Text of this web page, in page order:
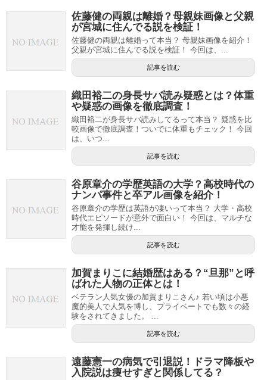
佐藤健の両親は離婚？母親妹画像と父親
が宮城に住んでる説を検証！
佐藤健の両親は離婚って本当？ 母親妹画像を紹介！
父親が宮城に住んでる説を検証！ 今回は、...
記事を読む
織田裕二の身長サバ読み疑惑とは？体重
や疑惑の画像を徹底調査！
織田裕二が身長サバ読みしてるって本当？ 疑惑を比
較画像で徹底調査！ついでに体重もチェック！ 今回
は、いつ...
記事を読む
谷原章介の学歴英語の大学？高校時代の
ナンパ事件と卒アル画像を紹介！
谷原章介の学歴は英語が凄いって本当？ 大学・高校
時代エピソードが意外で面白い！ 今回は、マルチな
才能を発揮し続け...
記事を読む
加賀まりこに結婚歴はある？“旦那”と呼
ばれた人物の正体とは！
ベテラン人気女優の加賀まりこさん♪ 若い頃は小悪
魔的美人で人気を博し、プライベートでも数々の経
験をされてきました。 ...
記事を読む
遠藤憲一の病気で引退説！ドラマ降板や
入院説は痩せすぎと関係してる？